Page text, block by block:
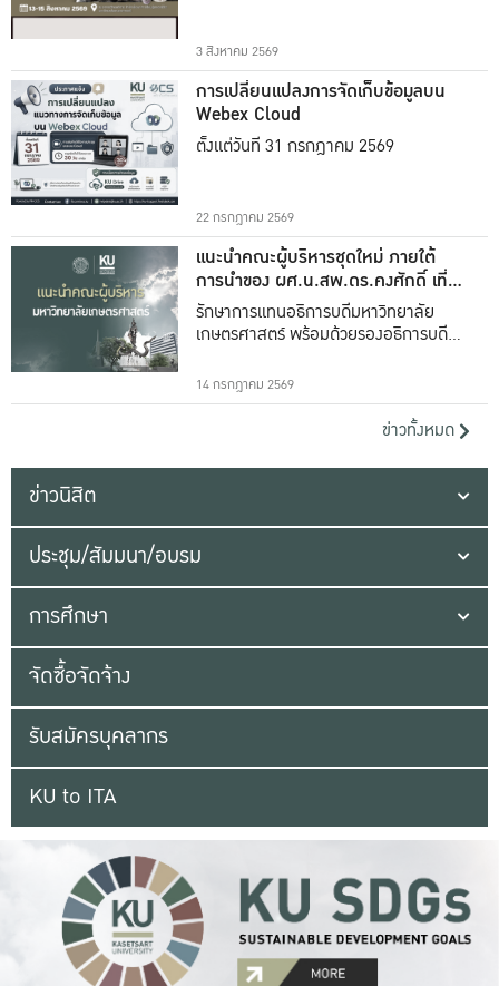
3 สิงหาคม 2569
การเปลี่ยนแปลงการจัดเก็บข้อมูลบน
Webex Cloud
ตั้งแต่วันที่ 31 กรกฎาคม 2569
22 กรกฎาคม 2569
แนะนำคณะผู้บริหารชุดใหม่ ภายใต้
การนำของ ผศ.น.สพ.ดร.คงศักดิ์ เที่ยง
ธรรม
รักษาการแทนอธิการบดีมหาวิทยาลัย
เกษตรศาสตร์ พร้อมด้วยรองอธิการบดีทั้ง
14 กรกฎาคม 2569
ข่าวทั้งหมด
ข่าวนิสิต
ประชุม/สัมมนา/อบรม
การศึกษา
จัดซื้อจัดจ้าง
รับสมัครบุคลากร
KU to ITA